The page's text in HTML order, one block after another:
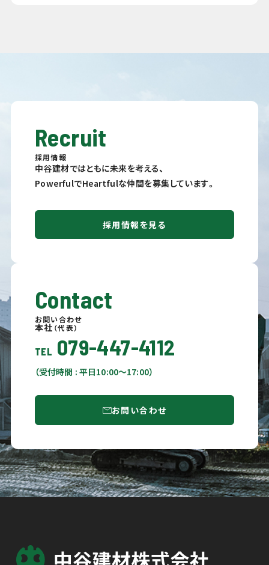
Recruit
採用情報
中谷建材ではともに未来を考える、
PowerfulでHeartfulな仲間を募集しています。
採用情報を見る
Contact
お問い合わせ
本社 （代表）
TEL 079-447-4112
（受付時間 : 平日10:00〜17:00）
お問い合わせ